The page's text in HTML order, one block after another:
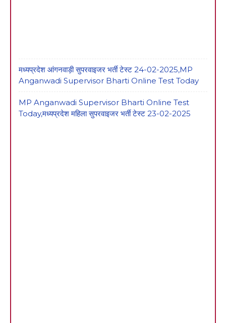
मध्यप्रदेश आंगनवाड़ी सुपरवाइजर भर्ती टेस्ट 24-02-2025,MP
Anganwadi Supervisor Bharti Online Test Today
MP Anganwadi Supervisor Bharti Online Test
Today,मध्यप्रदेश महिला सुपरवाइजर भर्ती टेस्ट 23-02-2025